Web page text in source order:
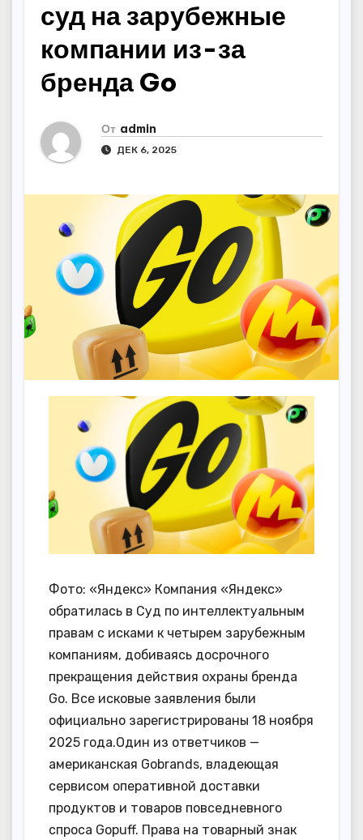
суд на зарубежные
компании из-за
бренда Go
От admin
ДЕК 6, 2025
Фото: «Яндекс» Компания «Яндекс»
обратилась в Суд по интеллектуальным
правам с исками к четырем зарубежным
компаниям, добиваясь досрочного
прекращения действия охраны бренда
Go. Все исковые заявления были
официально зарегистрированы 18 ноября
2025 года.Один из ответчиков —
американская Gobrands, владеющая
сервисом оперативной доставки
продуктов и товаров повседневного
спроса Gopuff. Права на товарный знак